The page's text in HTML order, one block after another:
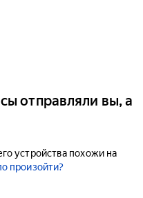
отправляли вы, а
устройства похожи на
произойти?